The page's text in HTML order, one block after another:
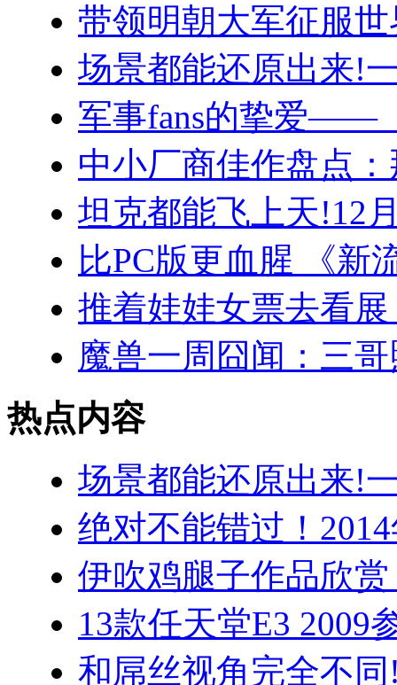
带领明朝大军征服
场景都能还原出来!
军事fans的挚爱——
中小厂商佳作盘点
坦克都能飞上天!12
比PC版更血腥 《新
推着娃娃女票去看展
魔兽一周囧闻：三
热点内容
场景都能还原出来!
绝对不能错过！
伊吹鸡腿子作品欣
13款任天堂E3 2009
和屌丝视角完全不